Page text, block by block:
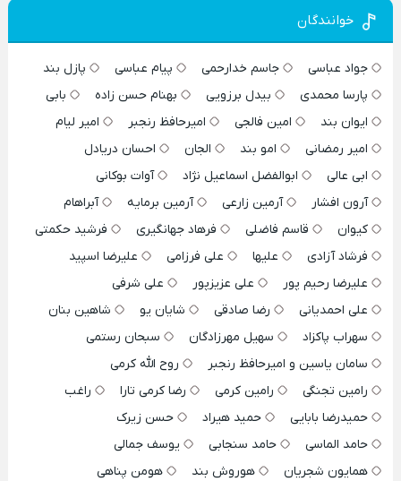
خوانندگان
جواد عباسی جاسم خدارحمی پیام عباسی
پازل بند
پارسا محمدی
بیدل برزویی بهنام حسن زاده
بابی
ایوان بند
امین فالجی امیرحافظ رنجبر
امیر لیام
امیر رمضانی
امو بند الجان
احسان دریادل
ابی عالی
ابوالفضل اسماعیل نژاد
آوات بوکانی
آرون افشار
آرمین زارعی آرمین برمایه
آبراهام
کیوان
قاسم فاضلی فرهاد جهانگیری
فرشید حکمتی
فرشاد آزادی
علیها علی فرزامی
علیرضا اسپید
علیرضا رحیم پور
علی عزیزپور
علی شرفی
علی احمدیانی
رضا صادقی شایان یو
شاهین بنان
سهراب پاکزاد
سهیل مهرزادگان
سبحان رستمی
سامان یاسین و امیرحافظ رنجبر
روح الله کرمی
رامین تجنگی
رامین کرمی رضا کرمی تارا
راغب
حمیدرضا بابایی
حمید هیراد
حسن زیرک
حامد الماسی
حامد سنجابی
یوسف جمالی
همایون شجریان
هوروش بند
هومن پناهی